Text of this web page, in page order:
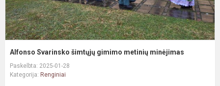
Alfonso Svarinsko šimtųjų gimimo metinių minėjimas
Paskelbta: 2025-01-28
Kategorija: Renginiai